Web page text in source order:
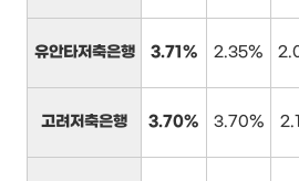
유안타저축은행 3.71% 2.35%
고려저축은행 3.70% 3.70%